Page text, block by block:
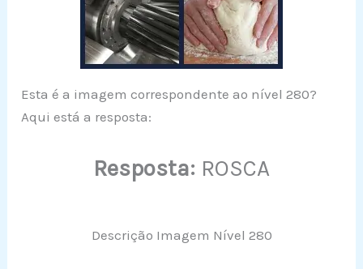
Esta é a imagem correspondente ao nível 280?
Aqui está a resposta:
Resposta: ROSCA
Descrição Imagem Nível 280